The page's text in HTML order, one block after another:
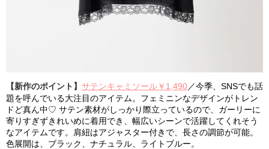
【新作のポイント】 サテンキャミソール￥1,490 ／今季、SNSでも話
題を呼んでいる大注目のアイテム。フェミニンなデザインがトレン
ドど真ん中♡ サテン素材がしっかり際立っているので、ガーリーに
寄りすぎずきれいめに着用でき、幅広いシーンで活躍してくれそう
なアイテムです。肩紐はアジャスター付きで、長さの調節が可能。
色展開は、ブラック、ナチュラル、ライトブルー。